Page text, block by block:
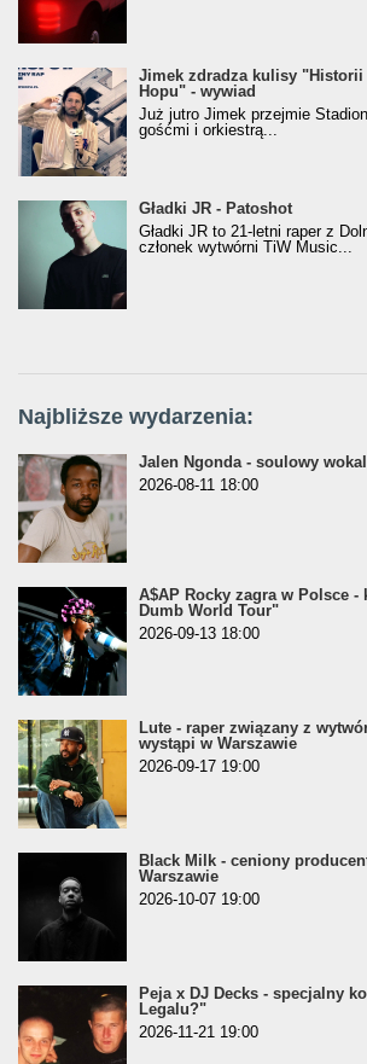
Jimek zdradza kulisy "Historii
Hopu" - wywiad
Jimek zdradza kulisy
Hopu" - wywiad
Już jutro Jimek przejmie
gośćmi i orkiestrą...
Gładki JR - Patoshot
Gładki JR - Patoshot
Gładki JR to 21-letni raper z
członek wytwórni TiW Music...
Najbliższe wydarzenia:
Jalen Ngonda - soulowy
2026-08-11 18:00
A$AP Rocky zagra w Polsce -
Dumb World Tour"
2026-09-13 18:00
Lute - raper związany z
wystąpi w Warszawie
2026-09-17 19:00
Black Milk - ceniony
Warszawie
2026-10-07 19:00
Peja x DJ Decks - specjalny
Legalu?"
2026-11-21 19:00